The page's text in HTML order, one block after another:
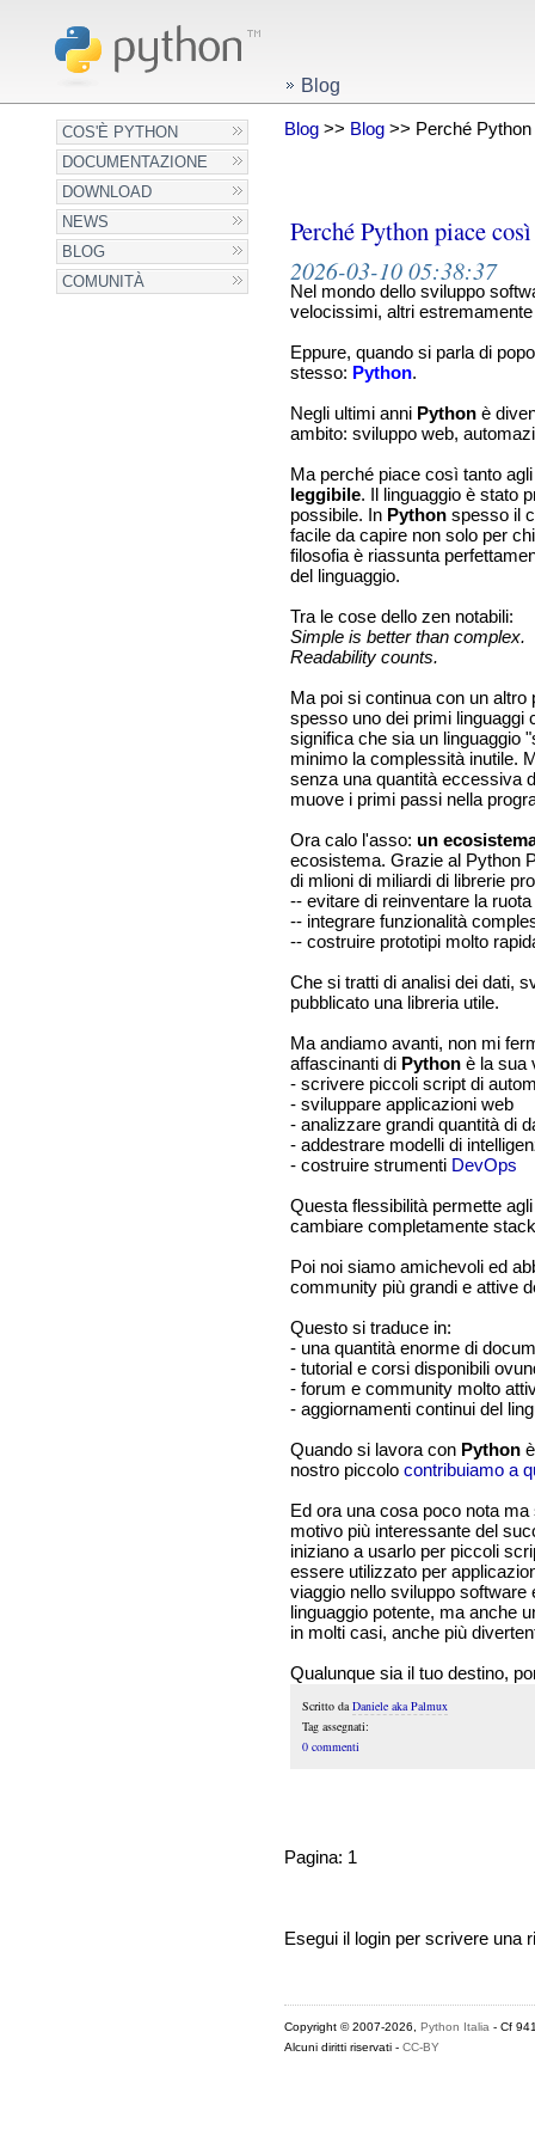
COS'È PYTHON
DOCUMENTAZIONE
DOWNLOAD
NEWS
BLOG
COMUNITÀ
Blog
Blog>> Blog>> Perché Python
Perché Python piace
2026-03-10 05:38:37
Nel mondo dello sviluppo
velocissimi, altri
Eppure, quando si parla di
stesso: Python.
Negli ultimi anni Pythonè
ambito: sviluppo web,
Ma perché piace così tanto
leggibile. Il linguaggio è stato
possibile. In Pythonspesso il
facile da capire non solo per
filosofia è riassunta
del linguaggio.
Tra le cose dello zen notabili:
Simple is better than complex.
Readability counts.
Ma poi si continua con un
spesso uno dei primi linguaggi
significa che sia un linguaggio
minimo la complessità inutile.
senza una quantità eccessiva
muove i primi passi nella
Ora calo l'asso: un
ecosistema. Grazie al Python
di mlioni di miliardi di librerie
-- evitare di reinventare la ruota
-- integrare funzionalità
-- costruire prototipi molto
Che si tratti di analisi dei dati,
pubblicato una libreria utile.
Ma andiamo avanti, non mi
affascinanti di Pythonè la sua
- scrivere piccoli script di
- sviluppare applicazioni web
- analizzare grandi quantità di
- addestrare modelli di
- costruire strumenti DevOps
Questa flessibilità permette
cambiare completamente
Poi noi siamo amichevoli ed
community più grandi e attive
Questo si traduce in:
- una quantità enorme di
- tutorial e corsi disponibili
- forum e community molto
- aggiornamenti continui del
Quando si lavora con Pythonè
nostro piccolo contribuiamo a
Ed ora una cosa poco nota
motivo più interessante del
iniziano a usarlo per piccoli
essere utilizzato per
viaggio nello sviluppo
linguaggio potente, ma anche
in molti casi, anche più
Qualunque sia il tuo destino,
Scritto daDaniele aka Palmux
Tag assegnati:
0 commenti
Pagina: 1
Esegui il login per scrivere una
Copyright © 2007-2026, Python Italia - Cf
Alcuni diritti riservati - CC-BY